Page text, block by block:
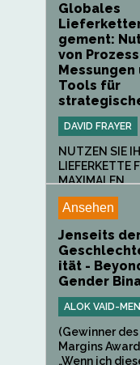
Globales
gement:
von
Messungen
Tools für
DAVID FRAYER
NUTZEN SIE
LIEFERKETTE
MAXIMALEN...
Ansehen
Jenseits
ität -
Gender
ALOK VAID-
(Gewinner
Margins
„Wenn ich